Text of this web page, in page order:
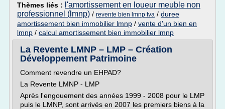
Thèmes liés : l'amortissement en loueur meuble non
professionnel (lmnp) / revente bien lmnp tva / duree
amortissement bien immobilier lmnp / vente d'un bien en
lmnp / calcul amortissement bien immobilier lmnp
La Revente LMNP – LMP – Création
Développement Patrimoine
Comment revendre un EHPAD?
La Revente LMNP - LMP
Après l'engouement des années 1999 - 2008 pour le LMP
puis le LMNP, sont arrivés en 2007 les premiers biens à la